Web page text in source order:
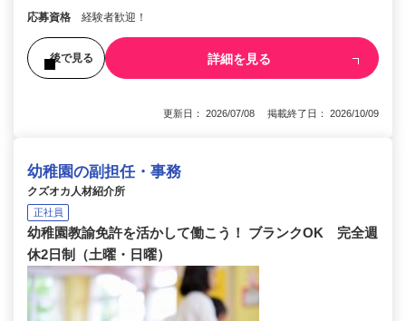
応募資格 経験者歓迎！
後で見る 詳細を見る
更新日： 2026/07/08 掲載終了日： 2026/10/09
幼稚園の副担任・事務
クズオカ人材紹介所
正社員
幼稚園教諭免許を活かして働こう！ ブランクOK 完全週
休2日制（土曜・日曜）